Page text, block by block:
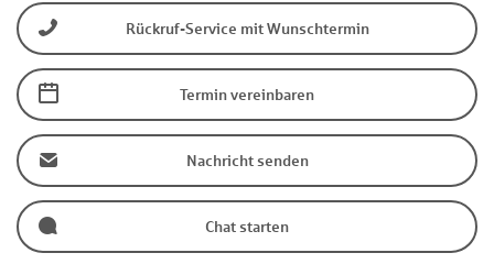
Rückruf-Service mit Wunschtermin
Termin vereinbaren
Nachricht senden
Chat starten